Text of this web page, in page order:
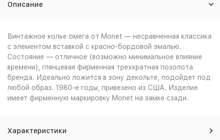
Описание
Винтажное колье омега от Monet — несравненная классика
с элементом вставкой с красно-бордовой эмалью.
Состояние — отличное (возможно минимальное влияние
времени), глянцевая фирменная трехкратная позолота
бренда. Идеально ложится в зону декольте, подойдет под
любой образ. 1980-е годы, привезено из США. Изделие
имеет фирменную маркировку Monet на замке сзади.
Характеристики